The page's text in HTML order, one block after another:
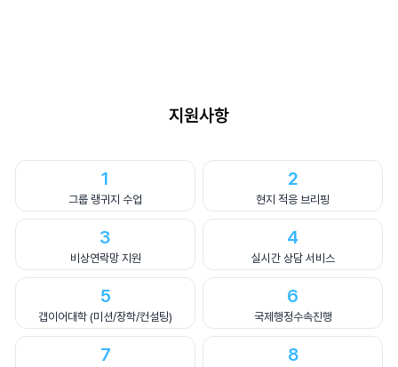
지원사항
1
그룹 랭귀지 수업
2
현지 적응 브리핑
3
비상연락망 지원
4
실시간 상담 서비스
5
갭이어대학 (미션/장학/컨설팅)
6
국제행정수속진행
7 8